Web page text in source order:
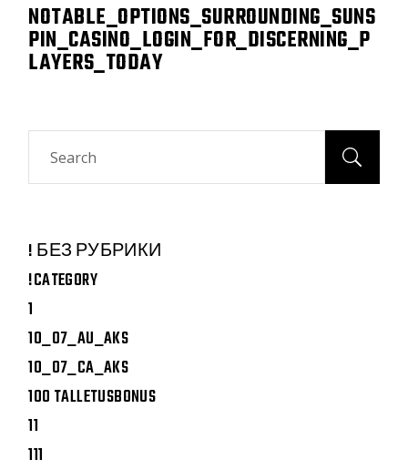
NOTABLE_OPTIONS_SURROUNDING_SUNS
PIN_CASINO_LOGIN_FOR_DISCERNING_P
LAYERS_TODAY
Search
! БЕЗ РУБРИКИ
!CATEGORY
1
10_07_AU_AKS
10_07_CA_AKS
100 TALLETUSBONUS
11
111